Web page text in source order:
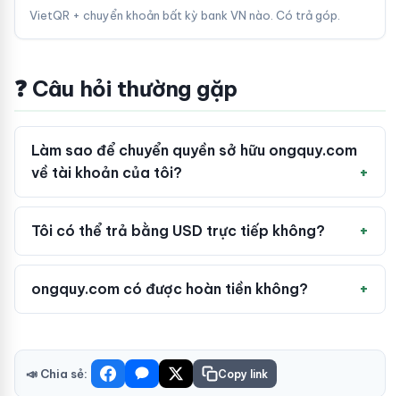
VietQR + chuyển khoản bất kỳ bank VN nào. Có trả góp.
❓ Câu hỏi thường gặp
Làm sao để chuyển quyền sở hữu ongquy.com
về tài khoản của tôi?
Tôi có thể trả bằng USD trực tiếp không?
ongquy.com có được hoàn tiền không?
📣 Chia sẻ: Copy link